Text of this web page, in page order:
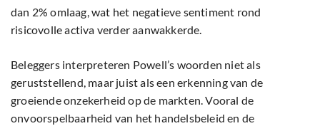
dan 2% omlaag, wat het negatieve sentiment rond
risicovolle activa verder aanwakkerde.
Beleggers interpreteren Powell’s woorden niet als
geruststellend, maar juist als een erkenning van de
groeiende onzekerheid op de markten. Vooral de
onvoorspelbaarheid van het handelsbeleid en de